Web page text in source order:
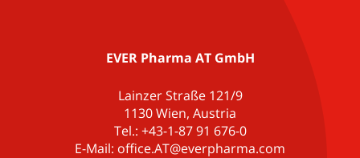
EVER Pharma AT GmbH
Lainzer Straße 121/9
1130 Wien, Austria
Tel.: +43-1-87 91 676-0
E-Mail: office.AT@everpharma.com